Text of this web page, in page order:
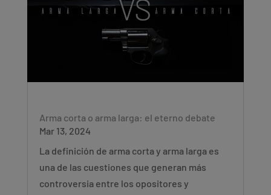
Arma corta o arma larga: el eterno debate
Mar 13, 2024
La definición de arma corta y arma larga es
una de las cuestiones que generan más
controversia entre los opositores y